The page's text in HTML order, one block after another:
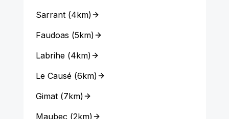
Sarrant(4km)
Faudoas (5km)
Labrihe(4km)
Le Causé(6km)
Gimat(7km)
Maubec (2km)